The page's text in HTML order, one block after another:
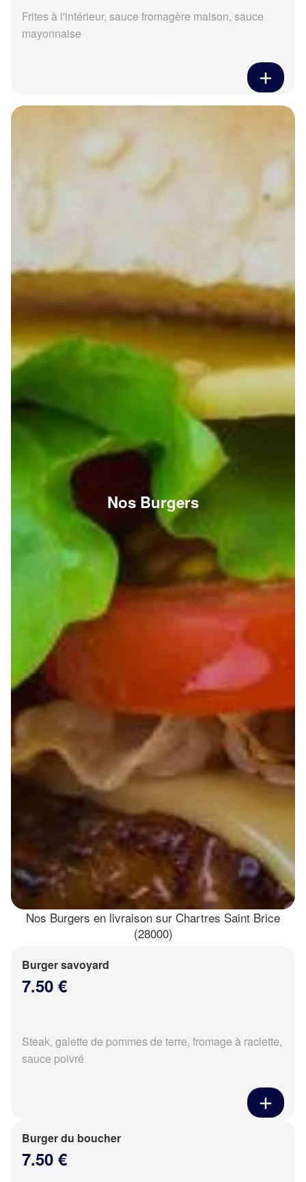
Frites à l'intérieur, sauce fromagère maison, sauce
mayonnaise
Nos Burgers
Nos Burgers en livraison sur Chartres Saint Brice
(28000)
Burger savoyard
7.50 €
Steak, galette de pommes de terre, fromage à raclette,
sauce poivré
Burger du boucher
7.50 €